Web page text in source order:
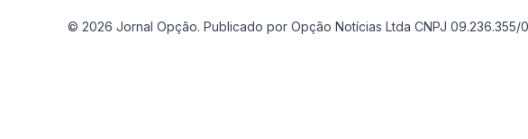
© 2026 Jornal Opção. Publicado por Opção Notícias Ltda CNPJ